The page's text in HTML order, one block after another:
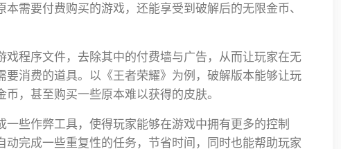
需要付费购买的游戏，还能享受到破解后的无限金币、
戏程序文件，去除其中的付费墙与广告，从而让玩家在无
要消费的道具。以《王者荣耀》为例，破解版本能够让玩
，甚至购买一些原本难以获得的皮肤。
一些作弊工具，使得玩家能够在游戏中拥有更多的控制
动完成一些重复性的任务，节省时间，同时也能帮助玩家